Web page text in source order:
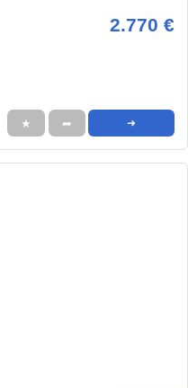
2.770 €
★ ➦ ➜